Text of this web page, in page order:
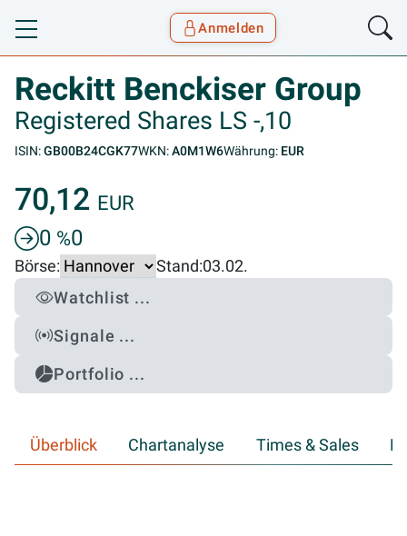
Toggle navigation
Anmelden
Reckitt Benckiser Group
Registered Shares LS -,10
ISIN:GB00B24CGK77WKN:A0M1W6Währung: EUR
70,12 EUR
0 %0
Börse: Stand:03.02.
Watchlist ...
Signale ...
Portfolio ...
Überblick Chartanalyse Times & Sales